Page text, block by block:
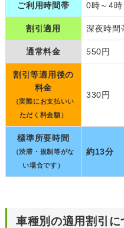
ご利用時間帯 0時～4時
割引適用 深夜時
通常料金 550円
割引等適用後の
料金
（実際にお支払いい
ただく料金額）
330円
標準所要時間
（渋滞・規制等がな
い場合です）
約13分
車種別の適用割引に